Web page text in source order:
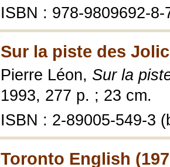
ISBN : 978-9809692-8-
Sur la piste des
Pierre Léon, Sur la
1993, 277 p. ; 23 cm.
ISBN : 2-89005-549-3
Toronto English